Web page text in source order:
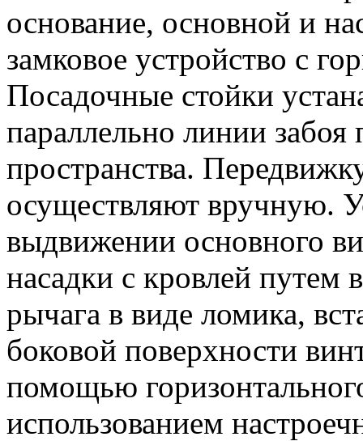
основание, основной и
замковое устройство с
Посадочные стойки
параллельно линии
пространства.
осуществляют вручную.
выдвижении основного
насадки с кровлей
рычага в виде ломика,
боковой поверхности
помощью
использованием